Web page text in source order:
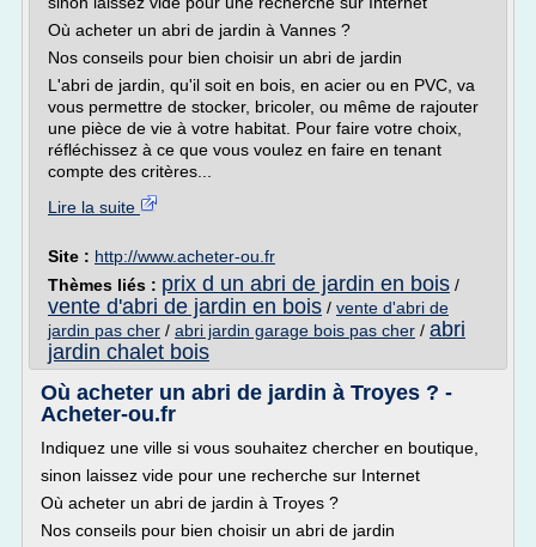
Où acheter un abri de jardin à Vannes ?
Nos conseils pour bien choisir un abri de jardin
L'abri de jardin, qu'il soit en bois, en acier ou en PVC, va
vous permettre de stocker, bricoler, ou même de rajouter
une pièce de vie à votre habitat. Pour faire votre choix,
réfléchissez à ce que vous voulez en faire en tenant
compte des critères...
Lire la suite
Site : http://www.acheter-ou.fr
Thèmes liés : prix d un abri de jardin en bois /
vente d'abri de jardin en bois / vente d'abri de
jardin pas cher / abri jardin garage bois pas cher / abri
jardin chalet bois
Où acheter un abri de jardin à Troyes ? -
Acheter-ou.fr
Indiquez une ville si vous souhaitez chercher en boutique,
sinon laissez vide pour une recherche sur Internet
Où acheter un abri de jardin à Troyes ?
Nos conseils pour bien choisir un abri de jardin